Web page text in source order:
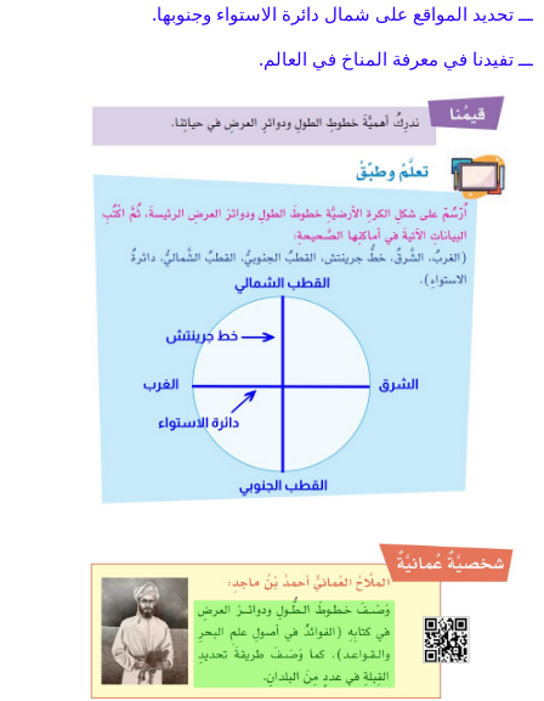
ـــ تحديد المواقع على شمال دائرة الاستواء وجنوبها.
ـــ تفيدنا في معرفة المناخ في العالم.